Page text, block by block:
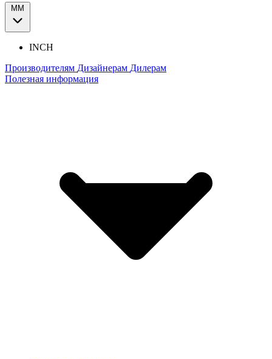
ММ
INCH
Производителям Дизайнерам Дилерам
Полезная информация